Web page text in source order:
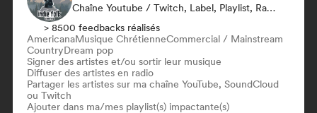
Chaîne Youtube / Twitch, Label, Playlist, Radio
> 8500 feedbacks réalisés
AmericanaMusique ChrétienneCommercial / Mainstream
CountryDream pop
Signer des artistes et/ou sortir leur musique
Diffuser des artistes en radio
Partager les artistes sur ma chaîne YouTube, SoundCloud
ou Twitch
Ajouter dans ma/mes playlist(s) impactante(s)